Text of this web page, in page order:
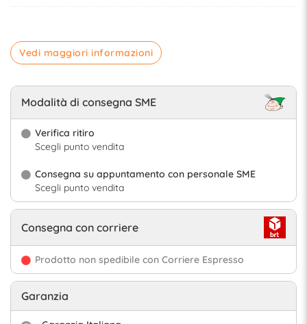
Vedi maggiori informazioni
Modalità di consegna SME
Verifica ritiro
Scegli punto vendita
Consegna su appuntamento con personale SME
Scegli punto vendita
Consegna con corriere
Prodotto non spedibile con Corriere Espresso
Garanzia